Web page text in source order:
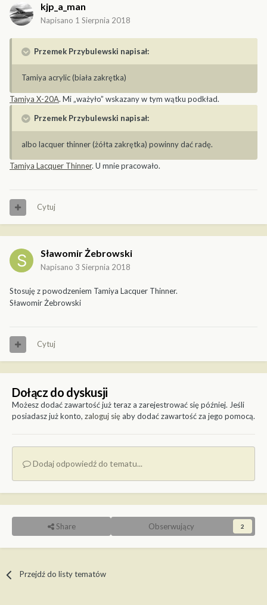
kjp_a_man
Napisano 1 Sierpnia 2018
Przemek Przybulewski napisał:
Tamiya acrylic (biała zakrętka)
Tamiya X-20A. Mi „ważyło” wskazany w tym wątku podkład.
Przemek Przybulewski napisał:
albo lacquer thinner (żółta zakrętka) powinny dać radę.
Tamiya Lacquer Thinner. U mnie pracowało.
Cytuj
Sławomir Żebrowski
Napisano 3 Sierpnia 2018
Stosuję z powodzeniem Tamiya Lacquer Thinner.
Sławomir Żebrowski
Cytuj
Dołącz do dyskusji
Możesz dodać zawartość już teraz a zarejestrować się później. Jeśli
posiadasz już konto, zaloguj sięaby dodać zawartość za jego pomocą.
Dodaj odpowiedź do tematu...
Share Obserwujący 2
Przejdź do listy tematów